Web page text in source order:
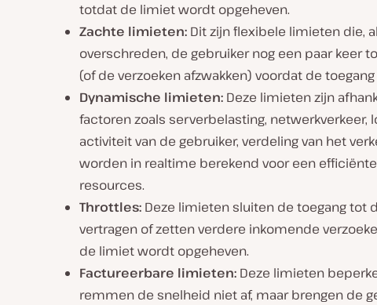
totdat de limiet wordt opgeheven.
Zachte limieten: Dit zijn flexibele limieten die,
overschreden, de gebruiker nog een paar keer
(of de verzoeken afzwakken) voordat de
Dynamische limieten: Deze limieten zijn
factoren zoals serverbelasting, netwerkverkeer,
activiteit van de gebruiker, verdeling van het
worden in realtime berekend voor een
resources.
Throttles: Deze limieten sluiten de toegang tot
vertragen of zetten verdere inkomende
de limiet wordt opgeheven.
Factureerbare limieten: Deze limieten
remmen de snelheid niet af, maar brengen de